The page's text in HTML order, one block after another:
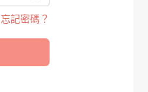
忘記密碼？